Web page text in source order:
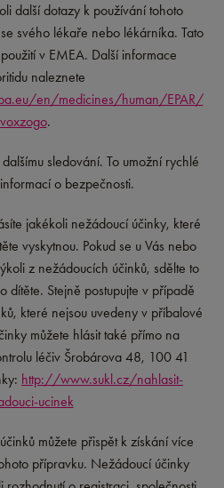
další dotazy k používání tohoto
svého lékaře nebo lékárníka. Tato
v EMEA. Další informace
naleznete
en/medicines/human/EPAR/
voxzogo.
sledování. To umožní rychlé
o bezpečnosti.
jakékoli nežádoucí účinky, které
vyskytnou. Pokud se u Vás nebo
z nežádoucích účinků, sdělte to
dítěte. Stejně postupujte v případě
které nejsou uvedeny v příbalové
můžete hlásit také přímo na
léčiv Šrobárova 48, 100 41
http://www.sukl.cz/nahlasit-
ucinek
můžete přispět k získání více
přípravku. Nežádoucí účinky